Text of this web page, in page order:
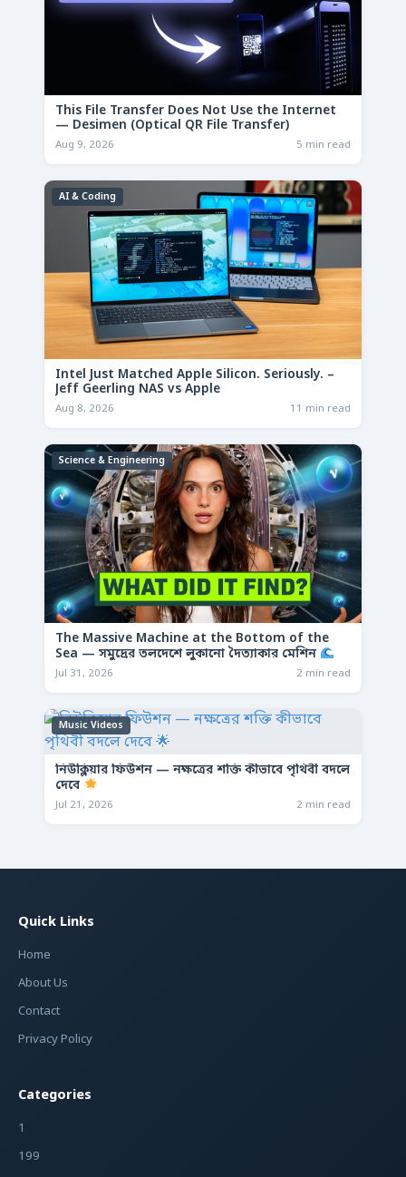
This File Transfer Does Not Use the Internet
— Desimen (Optical QR File Transfer)
Aug 9, 2026 5 min read
AI & Coding
Intel Just Matched Apple Silicon. Seriously. –
Jeff Geerling NAS vs Apple
Aug 8, 2026 11 min read
Science & Engineering
The Massive Machine at the Bottom of the
Sea — সমুদ্রের তলদেশে লুকানো দৈত্যাকার মেশিন
Jul 31, 2026 2 min read
Music Videos
নিউক্লিয়ার ফিউশন — নক্ষত্রের শক্তি কীভাবে পৃথিবী বদলে
দেবে
Jul 21, 2026 2 min read
Quick Links
Home
About Us
Contact
Privacy Policy
Categories
1
199